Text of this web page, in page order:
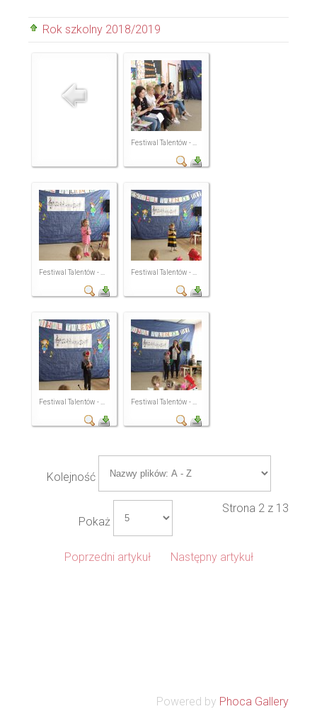
Rok szkolny 2018/2019
Festiwal Talentów - ...
Festiwal Talentów - ... Festiwal Talentów - ...
Festiwal Talentów - ... Festiwal Talentów - ...
Kolejność
Pokaż
Strona 2 z 13
Poprzedni artykuł Następny artykuł
Powered by Phoca Gallery